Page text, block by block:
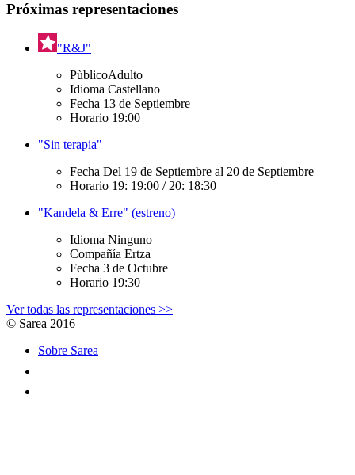
Próximas representaciones
"R&J"
PùblicoAdulto
Idioma Castellano
Fecha 13 de Septiembre
Horario 19:00
"Sin terapia"
Fecha Del 19 de Septiembre al 20 de Septiembre
Horario 19: 19:00 / 20: 18:30
"Kandela & Erre" (estreno)
Idioma Ninguno
Compañía Ertza
Fecha 3 de Octubre
Horario 19:30
Ver todas las representaciones >>
© Sarea 2016
Sobre Sarea